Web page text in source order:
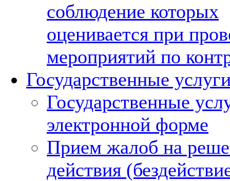
соблюдение которых
оценивается при
мероприятий по
Государственные
Государственные
электронной форме
Прием жалоб на
действия